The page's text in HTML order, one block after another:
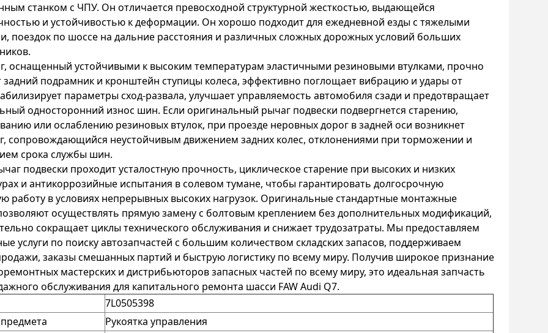
станком с ЧПУ. Он отличается превосходной структурной жесткостью, выдающейся
и устойчивостью к деформации. Он хорошо подходит для ежедневной езды с тяжелыми
поездок по шоссе на дальние расстояния и различных сложных дорожных условий больших
оснащенный устойчивыми к высоким температурам эластичными резиновыми втулками, прочно
задний подрамник и кронштейн ступицы колеса, эффективно поглощает вибрацию и удары от
параметры сход-развала, улучшает управляемость автомобиля сзади и предотвращает
односторонний износ шин. Если оригинальный рычаг подвески подвергнется старению,
или ослаблению резиновых втулок, при проезде неровных дорог в задней оси возникнет
сопровождающийся неустойчивым движением задних колес, отклонениями при торможении и
срока службы шин.
подвески проходит усталостную прочность, циклическое старение при высоких и низких
и антикоррозийные испытания в солевом тумане, чтобы гарантировать долгосрочную
работу в условиях непрерывных высоких нагрузок. Оригинальные стандартные монтажные
осуществлять прямую замену с болтовым креплением без дополнительных модификаций,
сокращает циклы технического обслуживания и снижает трудозатраты. Мы предоставляем
услуги по поиску автозапчастей с большим количеством складских запасов, поддерживаем
заказы смешанных партий и быструю логистику по всему миру. Получив широкое признание
мастерских и дистрибьюторов запасных частей по всему миру, это идеальная запчасть
обслуживания для капитального ремонта шасси FAW Audi Q7.
7L0505398
Рукоятка управления